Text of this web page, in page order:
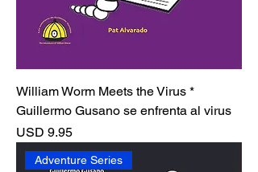
William Worm Meets the Virus *
Guillermo Gusano se enfrenta al virus
Precio
USD 9.95
Adventure Series